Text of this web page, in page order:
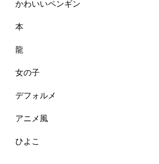
かわいいペンギン
本
龍
女の子
デフォルメ
アニメ風
ひよこ